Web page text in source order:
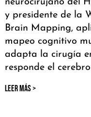
y presidente de la
Brain Mapping,
mapeo cognitivo
adapta la cirugía
responde el
LEER MÁS >